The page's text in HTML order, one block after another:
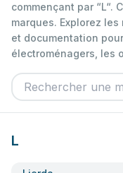
commençant par “L“.
marques. Explorez
et documentation
électroménagers, les
L